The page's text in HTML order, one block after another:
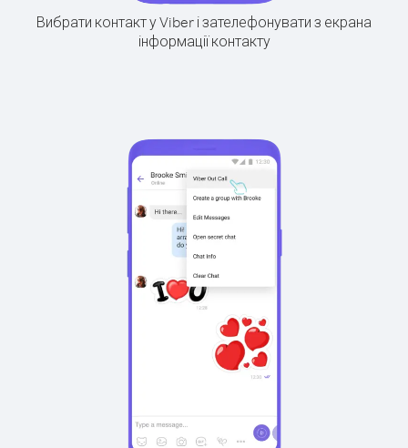
Вибрати контакт у Viber і зателефонувати з екрана
інформації контакту